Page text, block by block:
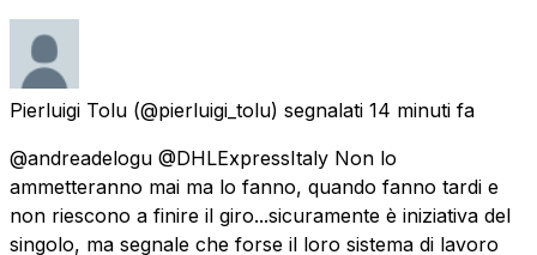
Pierluigi Tolu (@pierluigi_tolu) segnalati 14 minuti fa
@andreadelogu @DHLExpressItaly Non lo
ammetteranno mai ma lo fanno, quando fanno tardi e
non riescono a finire il giro...sicuramente è iniziativa del
singolo, ma segnale che forse il loro sistema di lavoro